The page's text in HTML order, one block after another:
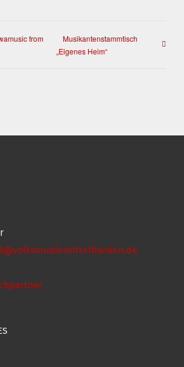
from
Musikantenstammtisch
„Eigenes Heim“
mittelfranken.de